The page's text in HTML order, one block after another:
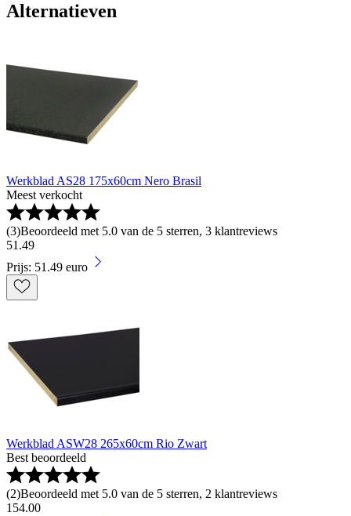
Alternatieven
Werkblad AS28 175x60cm Nero Brasil
Meest verkocht
(3)Beoordeeld met 5.0 van de 5 sterren, 3 klantreviews
51 .49
Prijs: 51.49 euro
Werkblad ASW28 265x60cm Rio Zwart
Best beoordeeld
(2)Beoordeeld met 5.0 van de 5 sterren, 2 klantreviews
154.00